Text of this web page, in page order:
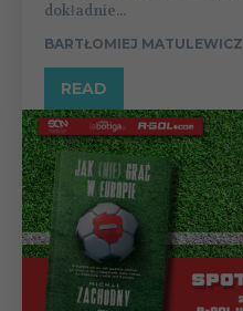
dokładnie...
BARTŁOMIEJ MATULEWICZ
READ